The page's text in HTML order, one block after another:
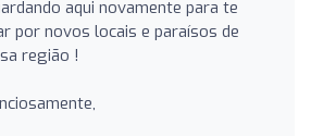
aqui novamente para te
por novos locais e paraísos de
região !